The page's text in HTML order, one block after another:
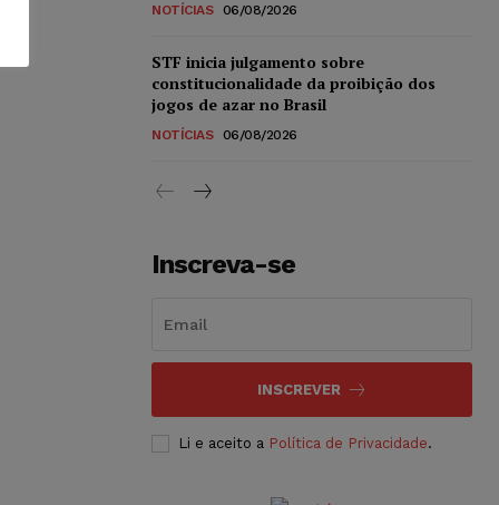
NOTÍCIAS 06/08/2026
STF inicia julgamento sobre
constitucionalidade da proibição dos
jogos de azar no Brasil
NOTÍCIAS 06/08/2026
Inscreva-se
INSCREVER
Li e aceito a Política de Privacidade.